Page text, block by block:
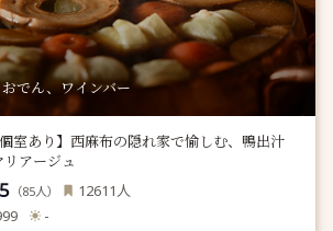
でん、ワインバー
室あり】西麻布の隠れ家で愉しむ、鴨出汁
アージュ
（85人） 12611 人
-